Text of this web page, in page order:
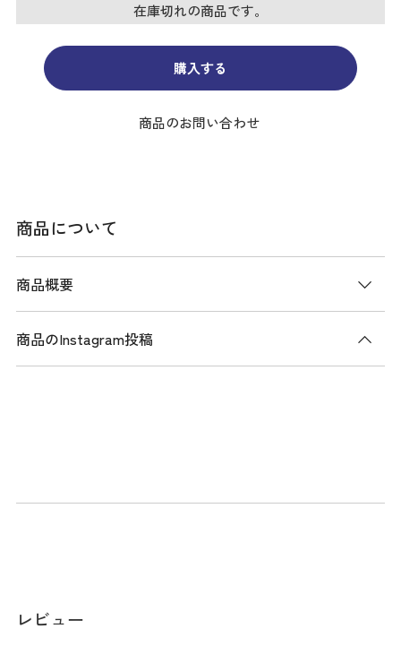
在庫切れの商品です。
購入する
商品のお問い合わせ
商品について
商品概要
商品のInstagram投稿
レビュー